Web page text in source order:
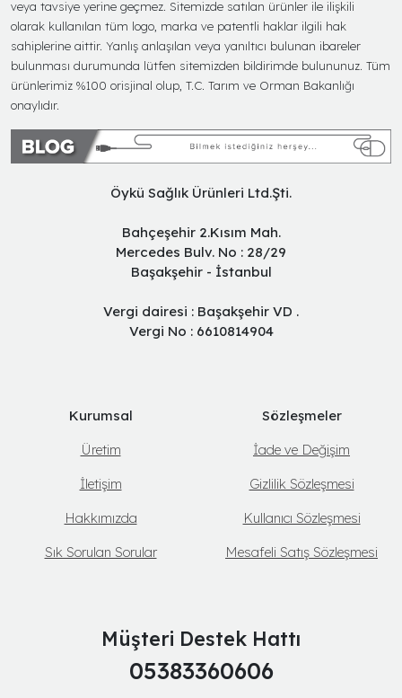
veya tavsiye yerine geçmez. Sitemizde satılan ürünler ile ilişkili
olarak kullanılan tüm logo, marka ve patentli haklar ilgili hak
sahiplerine aittir. Yanlış anlaşılan veya yanıltıcı bulunan ibareler
bulunması durumunda lütfen sitemizden bildirimde bulununuz. Tüm
ürünlerimiz %100 orisjinal olup, T.C. Tarım ve Orman Bakanlığı
onaylıdır.
Öykü Sağlık Ürünleri Ltd.Şti.
Bahçeşehir 2.Kısım Mah.
Mercedes Bulv. No : 28/29
Başakşehir - İstanbul
Vergi dairesi : Başakşehir VD .
Vergi No : 6610814904
Kurumsal
Üretim
İletişim
Hakkımızda
Sık Sorulan Sorular
Sözleşmeler
İade ve Değişim
Gizlilik Sözleşmesi
Kullanıcı Sözleşmesi
Mesafeli Satış Sözleşmesi
Müşteri Destek Hattı
05383360606